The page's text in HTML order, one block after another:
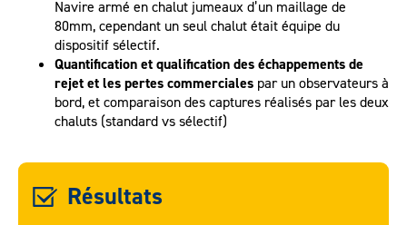
Navire armé en chalut jumeaux d’un maillage de
80mm, cependant un seul chalut était équipe du
dispositif sélectif.
Quantification et qualification des échappements de
rejet et les pertes commerciales par un observateurs à
bord, et comparaison des captures réalisés par les deux
chaluts (standard vs sélectif)
Résultats